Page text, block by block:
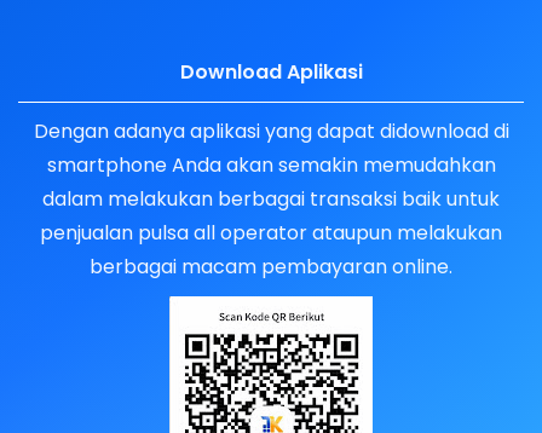
Download Aplikasi
Dengan adanya aplikasi yang dapat didownload di
smartphone Anda akan semakin memudahkan
dalam melakukan berbagai transaksi baik untuk
penjualan pulsa all operator ataupun melakukan
berbagai macam pembayaran online.